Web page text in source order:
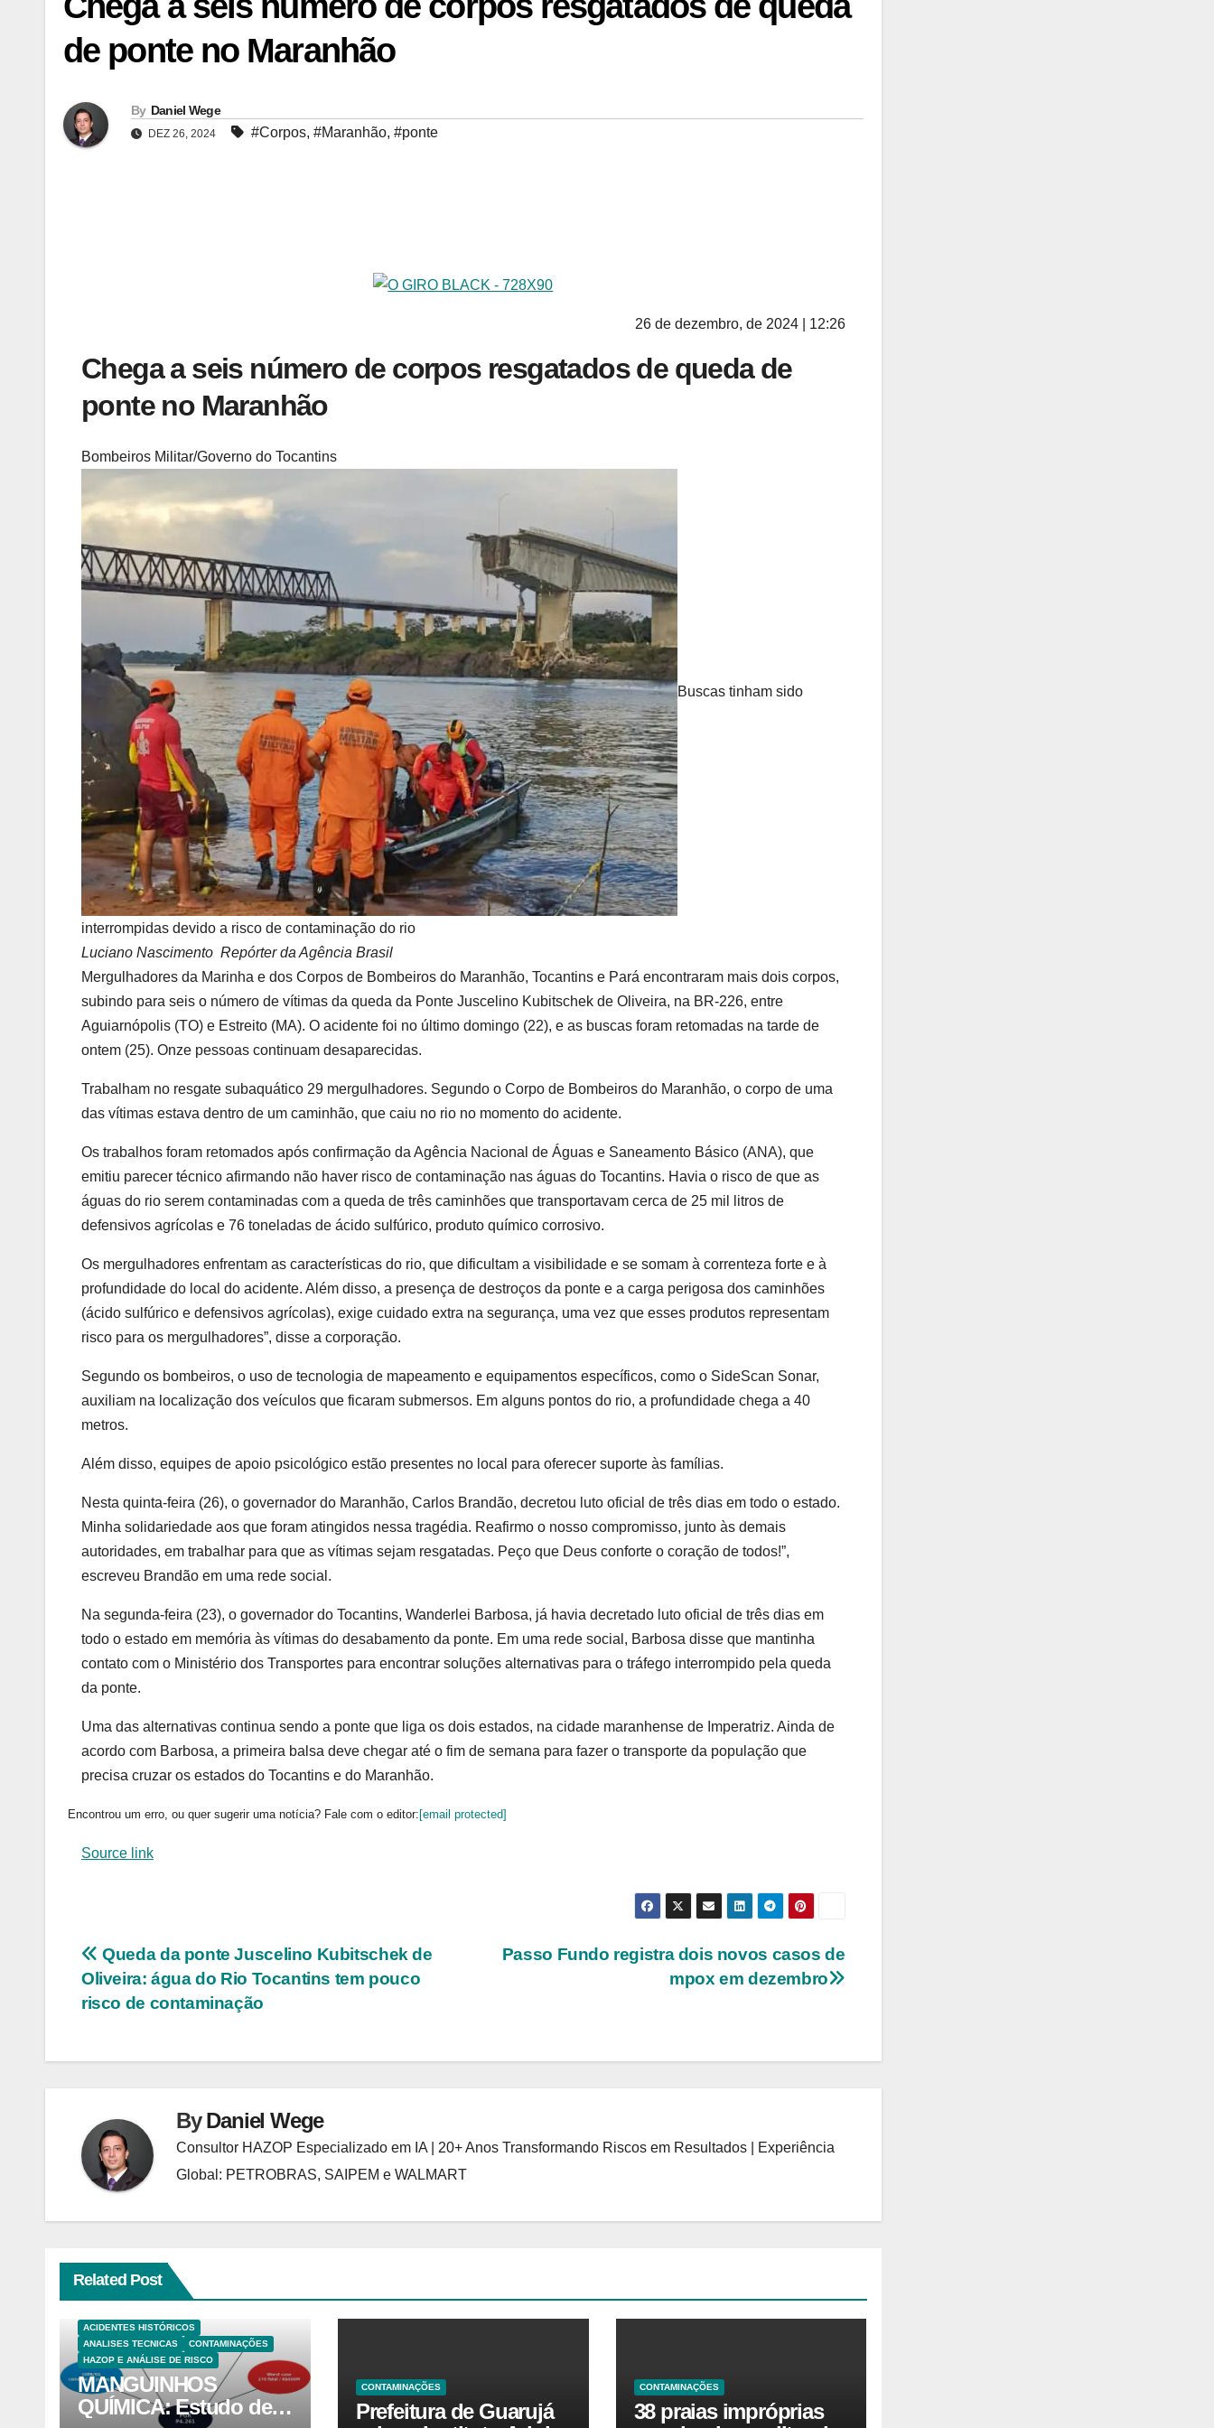
de ponte no Maranhão
By Daniel Wege
DEZ 26, 2024 #Corpos, #Maranhão, #ponte
26 de dezembro, de 2024 | 12:26
Chega a seis número de corpos resgatados de queda de
ponte no Maranhão
Bombeiros Militar/Governo do Tocantins
Buscas tinham sido
interrompidas devido a risco de contaminação do rio
Luciano Nascimento  Repórter da Agência Brasil
Mergulhadores da Marinha e dos Corpos de Bombeiros do Maranhão, Tocantins e Pará encontraram mais dois corpos,
subindo para seis o número de vítimas da queda da Ponte Juscelino Kubitschek de Oliveira, na BR-226, entre
Aguiarnópolis (TO) e Estreito (MA). O acidente foi no último domingo (22), e as buscas foram retomadas na tarde de
ontem (25). Onze pessoas continuam desaparecidas.
Trabalham no resgate subaquático 29 mergulhadores. Segundo o Corpo de Bombeiros do Maranhão, o corpo de uma
das vítimas estava dentro de um caminhão, que caiu no rio no momento do acidente.
Os trabalhos foram retomados após confirmação da Agência Nacional de Águas e Saneamento Básico (ANA), que
emitiu parecer técnico afirmando não haver risco de contaminação nas águas do Tocantins. Havia o risco de que as
águas do rio serem contaminadas com a queda de três caminhões que transportavam cerca de 25 mil litros de
defensivos agrícolas e 76 toneladas de ácido sulfúrico, produto químico corrosivo.
Os mergulhadores enfrentam as características do rio, que dificultam a visibilidade e se somam à correnteza forte e à
profundidade do local do acidente. Além disso, a presença de destroços da ponte e a carga perigosa dos caminhões
(ácido sulfúrico e defensivos agrícolas), exige cuidado extra na segurança, uma vez que esses produtos representam
risco para os mergulhadores”, disse a corporação.
Segundo os bombeiros, o uso de tecnologia de mapeamento e equipamentos específicos, como o SideScan Sonar,
auxiliam na localização dos veículos que ficaram submersos. Em alguns pontos do rio, a profundidade chega a 40
metros.
Além disso, equipes de apoio psicológico estão presentes no local para oferecer suporte às famílias.
Nesta quinta-feira (26), o governador do Maranhão, Carlos Brandão, decretou luto oficial de três dias em todo o estado.
Minha solidariedade aos que foram atingidos nessa tragédia. Reafirmo o nosso compromisso, junto às demais
autoridades, em trabalhar para que as vítimas sejam resgatadas. Peço que Deus conforte o coração de todos!”,
escreveu Brandão em uma rede social.
Na segunda-feira (23), o governador do Tocantins, Wanderlei Barbosa, já havia decretado luto oficial de três dias em
todo o estado em memória às vítimas do desabamento da ponte. Em uma rede social, Barbosa disse que mantinha
contato com o Ministério dos Transportes para encontrar soluções alternativas para o tráfego interrompido pela queda
da ponte.
Uma das alternativas continua sendo a ponte que liga os dois estados, na cidade maranhense de Imperatriz. Ainda de
acordo com Barbosa, a primeira balsa deve chegar até o fim de semana para fazer o transporte da população que
precisa cruzar os estados do Tocantins e do Maranhão.
Encontrou um erro, ou quer sugerir uma notícia? Fale com o editor: [email protected]
Source link
Navegação
de
Passo Fundo registra dois novos casos de
mpox em dezembro
Queda da ponte Juscelino Kubitschek de
Oliveira: água do Rio Tocantins tem pouco
risco de contaminação
ByDaniel Wege
Consultor HAZOP Especializado em IA | 20+ Anos Transformando Riscos em Resultados | Experiência
Global: PETROBRAS, SAIPEM e WALMART
Related Post
ACIDENTES HISTÓRICOS
ANALISES TECNICAS
CONTAMINAÇÕES
HAZOP E ANÁLISE DE RISCO
MANGUINHOS
QUÍMICA: Estudo de
CONTAMINAÇÕES
Prefeitura de Guarujá
CONTAMINAÇÕES
38 praias impróprias